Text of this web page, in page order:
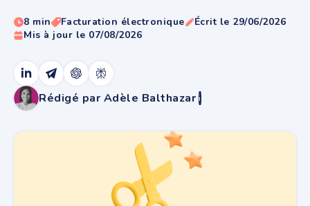
8 min Facturation électronique
Écrit le 29/06/2026
Mis à jour le 07/08/2026
Rédigé par Adèle Balthazar i